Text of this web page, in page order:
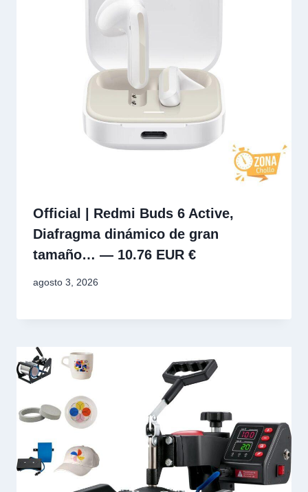
Official | Redmi Buds 6 Active,
Diafragma dinámico de gran
tamaño… — 10.76 EUR €
agosto 3, 2026